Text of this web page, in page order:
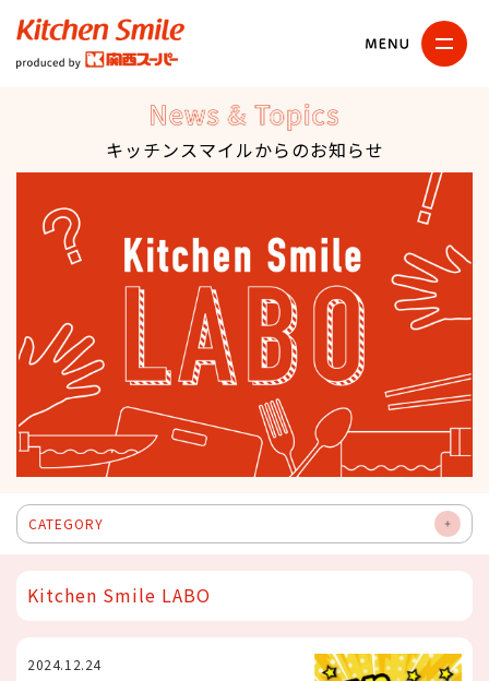
キッチンスマイル
News & Topics
キッチンスマイルからのお知らせ
CATEGORY
OP
Kitchen Smile LABO
2024.12.24